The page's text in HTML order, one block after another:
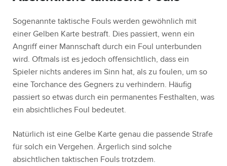
Sogenannte taktische Fouls werden gewöhnlich mit
einer Gelben Karte bestraft. Dies passiert, wenn ein
Angriff einer Mannschaft durch ein Foul unterbunden
wird. Oftmals ist es jedoch offensichtlich, dass ein
Spieler nichts anderes im Sinn hat, als zu foulen, um so
eine Torchance des Gegners zu verhindern. Häufig
passiert so etwas durch ein permanentes Festhalten, was
ein absichtliches Foul bedeutet.
Natürlich ist eine Gelbe Karte genau die passende Strafe
für solch ein Vergehen. Ärgerlich sind solche
absichtlichen taktischen Fouls trotzdem.